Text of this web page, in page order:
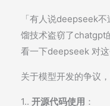
「有人说deepseek
馏技术盗窃了chatgpt
看一下deepseek 对这
关于模型开发的争议
1.. 开源代码使用 ：